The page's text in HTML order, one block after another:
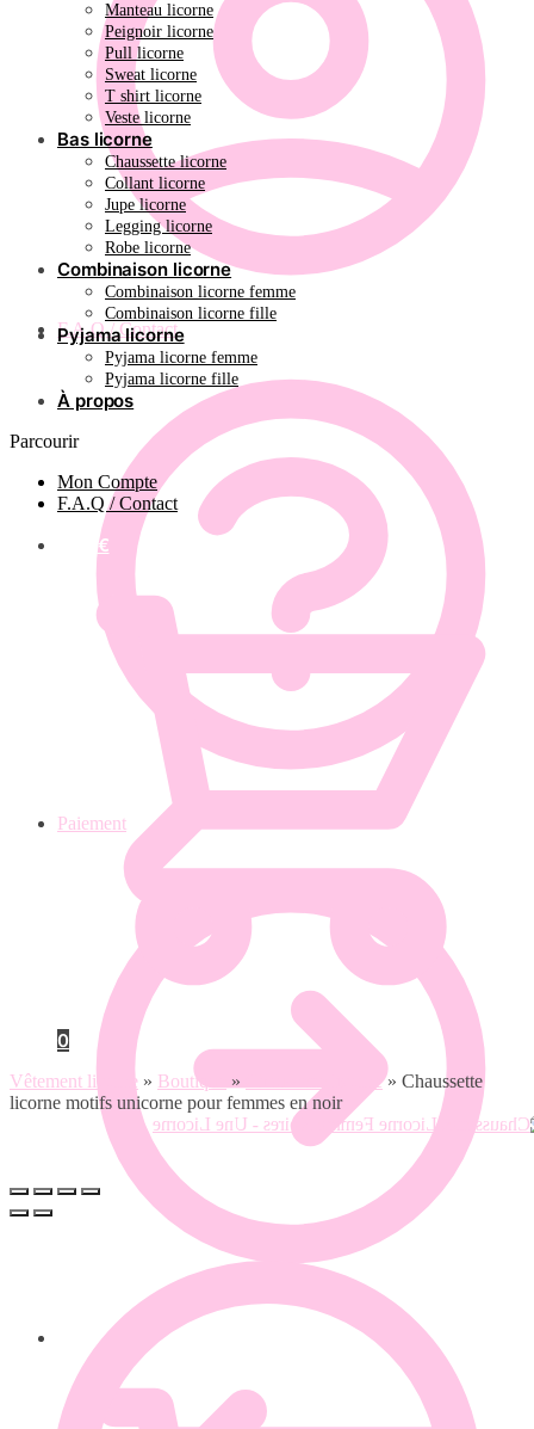
F.A.Q / Contact
Paiement
€
Manteau licorne
Peignoir licorne
Pull licorne
Sweat licorne
T shirt licorne
Veste licorne
Bas licorne
Chaussette licorne
Collant licorne
Jupe licorne
Legging licorne
Robe licorne
Combinaison licorne
Combinaison licorne femme
Combinaison licorne fille
Pyjama licorne
Pyjama licorne femme
Pyjama licorne fille
À propos
Parcourir
Mon Compte
F.A.Q / Contact
€
0
Vêtement licorne » Boutique » Chaussette licorne » Chaussette
licorne motifs unicorne pour femmes en noir